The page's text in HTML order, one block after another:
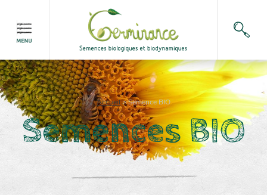
Accueil>Semence BIO
Semences BIO